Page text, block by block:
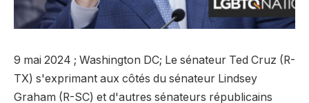
9 mai 2024 ; Washington DC; Le sénateur Ted Cruz (R-
TX) s'exprimant aux côtés du sénateur Lindsey
Graham (R-SC) et d'autres sénateurs républicains